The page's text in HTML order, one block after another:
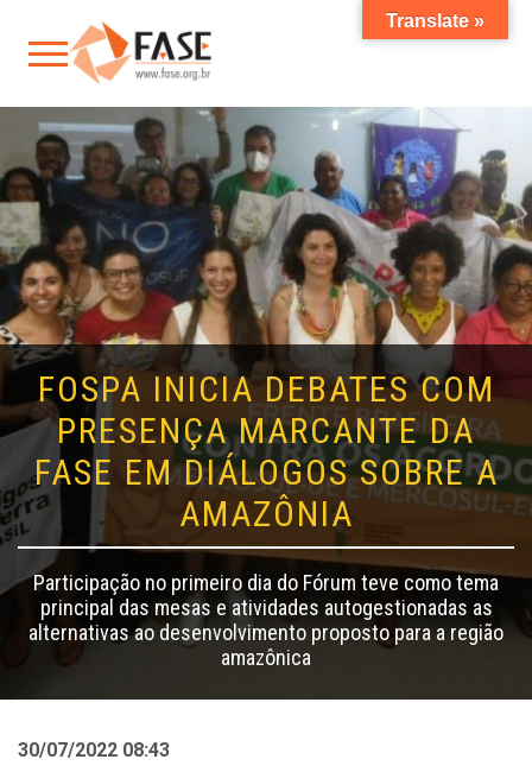
FOSPA INICIA DEBATES COM
PRESENÇA MARCANTE DA
FASE EM DIÁLOGOS SOBRE A
AMAZÔNIA
Participação no primeiro dia do Fórum teve como tema
principal das mesas e atividades autogestionadas as
alternativas ao desenvolvimento proposto para a região
amazônica
30/07/2022 08:43
Translate »